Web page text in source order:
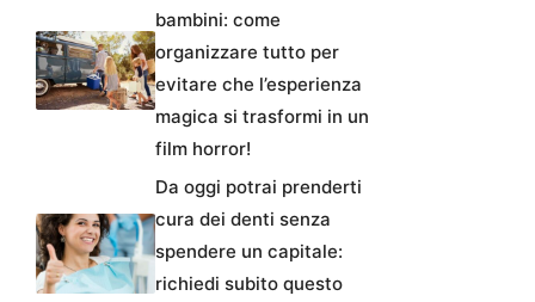
bambini: come
organizzare tutto per
evitare che l’esperienza
magica si trasformi in un
film horror!
Da oggi potrai prenderti
cura dei denti senza
spendere un capitale:
richiedi subito questo